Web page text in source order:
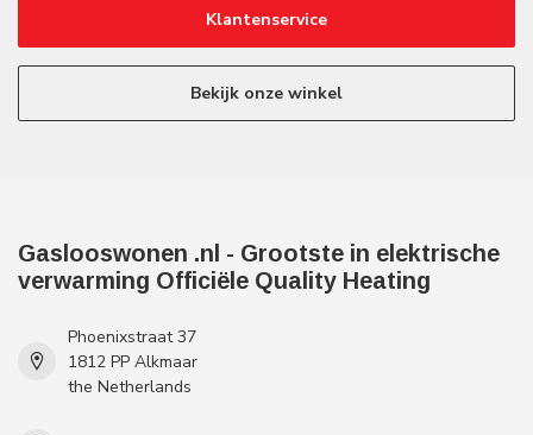
Klantenservice
Bekijk onze winkel
Gaslooswonen .nl - Grootste in elektrische
verwarming Officiële Quality Heating
Phoenixstraat 37
1812 PP Alkmaar
the Netherlands